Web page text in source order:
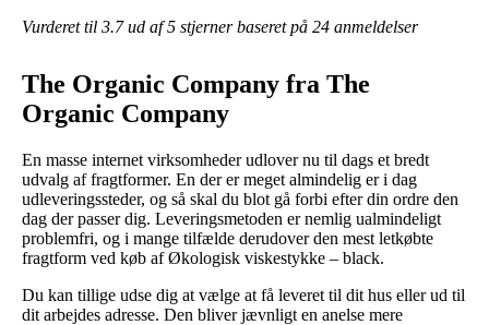
Vurderet til 3.7ud af 5 stjerner baseret på 24 anmeldelser
The Organic Company fra The
Organic Company
En masse internet virksomheder udlover nu til dags et bredt
udvalg af fragtformer. En der er meget almindelig er i dag
udleveringssteder, og så skal du blot gå forbi efter din ordre den
dag der passer dig. Leveringsmetoden er nemlig ualmindeligt
problemfri, og i mange tilfælde derudover den mest letkøbte
fragtform ved køb af Økologisk viskestykke – black.
Du kan tillige udse dig at vælge at få leveret til dit hus eller ud til
dit arbejdes adresse. Den bliver jævnligt en anelse mere